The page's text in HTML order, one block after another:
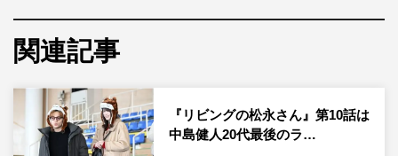
い成長していく。
シェアハウスで暮らすメンバーとして、松永と男の友情で
結ばれているバーテンダー・鈴木健太郎（27）を向井康
二、医大に通う大学生でいずれ松永の恋のライバルになる
関連記事
『リビングの松永さん』第10話は
中島健人20代最後のラ…